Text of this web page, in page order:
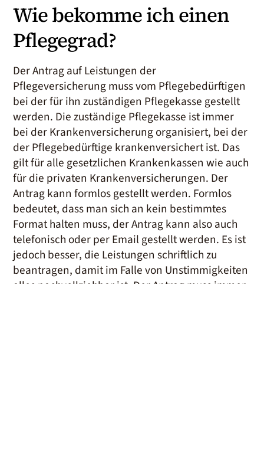
Wie bekomme ich einen
Pflegegrad?
Der Antrag auf Leistungen der
Pflegeversicherung muss vom Pflegebedürftigen
bei der für ihn zuständigen Pflegekasse gestellt
werden. Die zuständige Pflegekasse ist immer
bei der Krankenversicherung organisiert, bei der
der Pflegebedürftige krankenversichert ist. Das
gilt für alle gesetzlichen Krankenkassen wie auch
für die privaten Krankenversicherungen. Der
Antrag kann formlos gestellt werden. Formlos
bedeutet, dass man sich an kein bestimmtes
Format halten muss, der Antrag kann also auch
telefonisch oder per Email gestellt werden. Es ist
jedoch besser, die Leistungen schriftlich zu
beantragen, damit im Falle von Unstimmigkeiten
alles nachvollziehbar ist. Der Antrag muss immer